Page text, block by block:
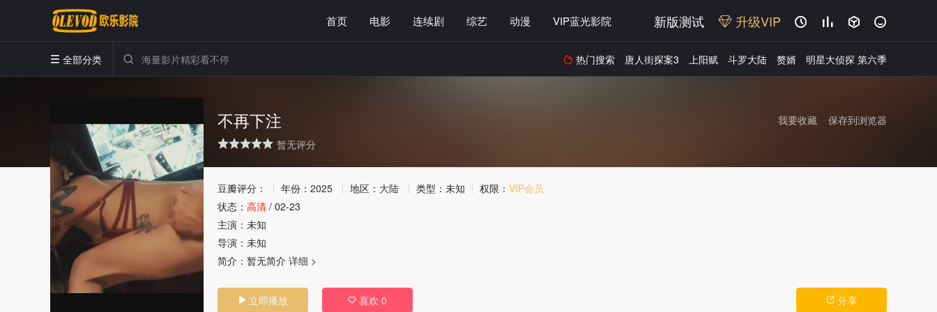
首页 电影 连续剧 综艺 动漫 VIP蓝光影院 新版测试 升级VIP    
 全部分类   热门搜索 唐人街探案3 上阳赋 斗罗大陆 赘婿 明星大侦探 第六季
保存到浏览器
我要收藏
不再下注
很差
较差还行推荐
力荐 暂无评分
豆瓣评分： 年份： 2025 地区： 大陆 类型： 未知 权限： VIP会员
状态： 高清 / 02-23
主演： 未知
导演： 未知
简介： 暂无简介 详细 >
 立即播放  喜欢 0  分享